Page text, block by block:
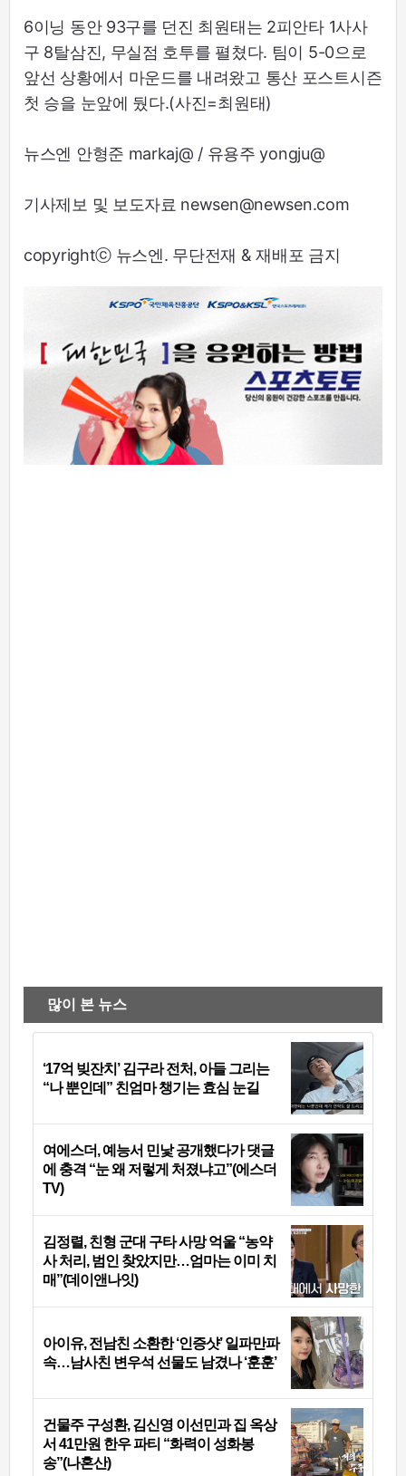
6이닝 동안 93구를 던진 최원태는 2피안타 1사사
구 8탈삼진, 무실점 호투를 펼쳤다. 팀이 5-0으로
앞선 상황에서 마운드를 내려왔고 통산 포스트시즌
첫 승을 눈앞에 뒀다.(사진=최원태)
뉴스엔 안형준 markaj@ / 유용주 yongju@
기사제보 및 보도자료 newsen@newsen.com
copyrightⓒ 뉴스엔. 무단전재 & 재배포 금지
많이 본 뉴스
‘17억 빚잔치’ 김구라 전처, 아들 그리는
“나 뿐인데” 친엄마 챙기는 효심 눈길
여에스더, 예능서 민낯 공개했다가 댓글
에 충격 “눈 왜 저렇게 처졌냐고”(에스더
TV)
김정렬, 친형 군대 구타 사망 억울 “농약
사 처리, 범인 찾았지만…엄마는 이미 치
매”(데이앤나잇)
아이유, 전남친 소환한 ‘인증샷’ 일파만파
속…남사친 변우석 선물도 남겼나 ‘훈훈’
건물주 구성환, 김신영 이선민과 집 옥상
서 41만원 한우 파티 “화력이 성화봉
송”(나혼산)